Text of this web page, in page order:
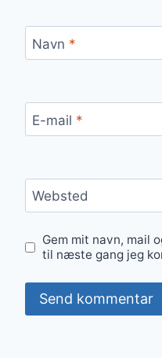
Navn *
E-mail *
Websted
Gem mit navn, mail
til næste gang jeg